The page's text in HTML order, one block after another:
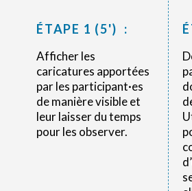
ÉTAPE 1 (5') :
Afficher les
caricatures apportées
par les participant·es
de manière visible et
leur laisser du temps
pour les observer.